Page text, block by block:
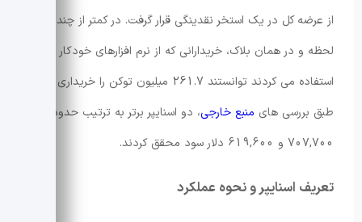
از عرضه کل در یک استخر نقدینگی قرار گرفت. در کمتر از چند
لحظه و در همان بلاک، خریدارانی که از نرم افزارهای خودکار
استفاده می کردند توانستند 261.7 میلیون توکن را خریداری کنند.
طبق بررسی های منبع خارجی، دو اسنایپر برتر به ترتیب حدود
707,700 و 619,600 دلار سود محقق کردند.
تعریف اسنایپر و نحوه عملکرد